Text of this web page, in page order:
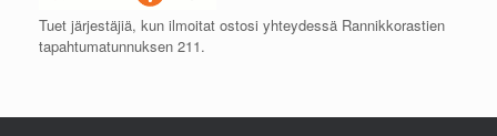
Tuet järjestäjiä, kun ilmoitat ostosi yhteydessä Rannikkorastien
tapahtumatunnuksen 211.